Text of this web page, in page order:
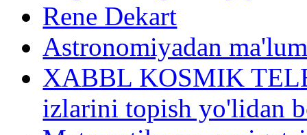
Rene Dekart
Astronomiyadan
XABBL KOSMIK
izlarini topish yo'lidan